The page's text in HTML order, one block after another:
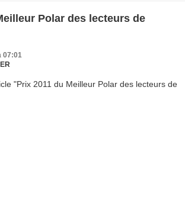
Polar des lecteurs de
07:01